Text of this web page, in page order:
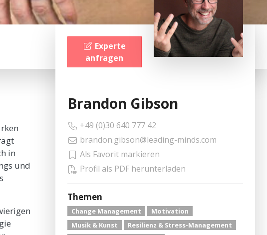
Experte
anfragen
Brandon Gibson
+49 (0)30 640 777 42
brandon.gibson@leading-minds.com
Als Favorit markieren
Profil als PDF herunterladen
Themen
Change Management
Motivation
Musik & Kunst
Resilienz & Stress-Management
in
und